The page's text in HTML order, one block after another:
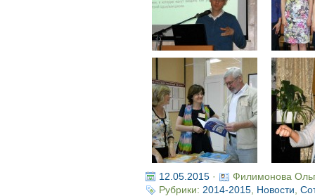
12.05.2015·
Филимонова
Рубрики: 2014-2015, Новости,